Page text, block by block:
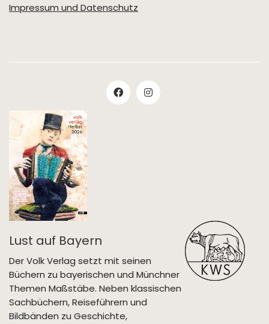
Impressum und Datenschutz
Lust auf Bayern
Der Volk Verlag setzt mit seinen
Büchern zu bayerischen und Münchner
Themen Maßstäbe. Neben klassischen
Sachbüchern, Reiseführern und
Bildbänden zu Geschichte,